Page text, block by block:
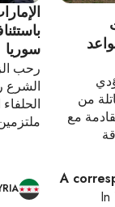
سو-35 المقاتلة من
مع
A
In
سوريا
رحب
الشرع